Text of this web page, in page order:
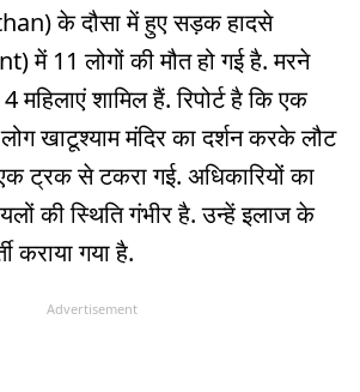
के दौसा में हुए सड़क हादसे
में 11 लोगों की मौत हो गई है. मरने
महिलाएं शामिल हैं. रिपोर्ट है कि एक
खाटूश्याम मंदिर का दर्शन करके लौट
ट्रक से टकरा गई. अधिकारियों का
की स्थिति गंभीर है. उन्हें इलाज के
कराया गया है.
Advertisement